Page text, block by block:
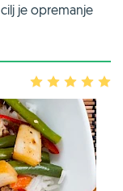
je opremanje
2 3 4